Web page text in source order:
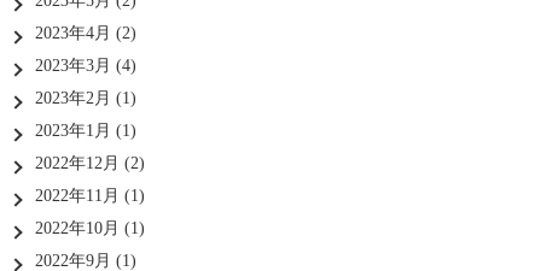
2023年4月 (2)
2023年3月 (4)
2023年2月 (1)
2023年1月 (1)
2022年12月 (2)
2022年11月 (1)
2022年10月 (1)
2022年9月 (1)